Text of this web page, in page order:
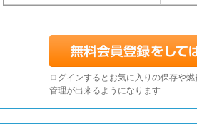
ログインするとお気に入りの保存や
管理が出来るようになります